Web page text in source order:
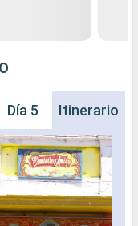
Día 5 Día 6 Día
Itinerario